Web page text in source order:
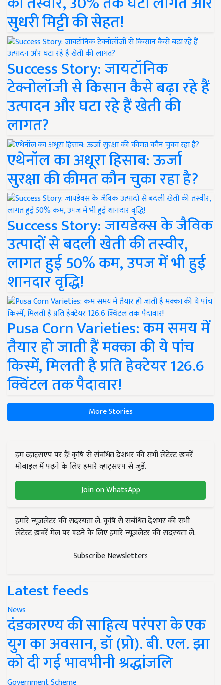
सुधरी मिट्टी की सेहत!
Success Story: जायटॉनिक
टेक्नोलॉजी से किसान कैसे बढ़ा रहे हैं
उत्पादन और घटा रहे हैं खेती की
लागत?
एथेनॉल का अधूरा हिसाब: ऊर्जा
सुरक्षा की कीमत कौन चुका रहा है?
Success Story: जायडेक्स के जैविक
उत्पादों से बदली खेती की तस्वीर,
लागत हुई 50% कम, उपज में भी हुई
शानदार वृद्धि!
Pusa Corn Varieties: कम समय में
तैयार हो जाती हैं मक्का की ये पांच
किस्में, मिलती है प्रति हेक्टेयर 126.6
क्विंटल तक पैदावार!
More Stories
हम व्हाट्सएप पर हैं! कृषि से संबंधित देशभर की सभी लेटेस्ट ख़बरें
मोबाइल में पढ़ने के लिए हमारे व्हाट्सएप से जुड़ें.
Join on WhatsApp
हमारे न्यूज़लेटर की सदस्यता लें. कृषि से संबंधित देशभर की सभी
लेटेस्ट ख़बरें मेल पर पढ़ने के लिए हमारे न्यूज़लेटर की सदस्यता लें.
Subscribe Newsletters
Latest feeds
News
दंडकारण्य की साहित्य परंपरा के एक
युग का अवसान, डॉ (प्रो). बी. एल. झा
को दी गई भावभीनी श्रद्धांजलि
Government Scheme